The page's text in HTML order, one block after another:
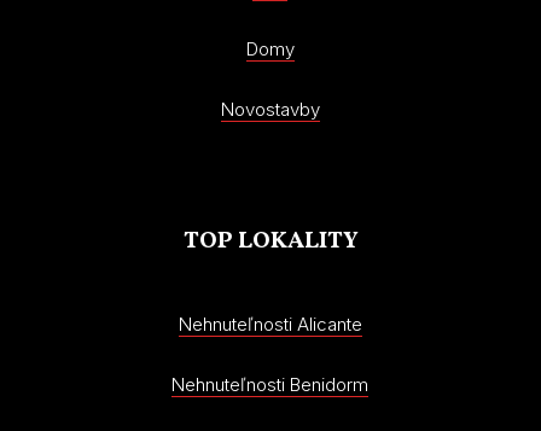
Domy
Novostavby
TOP LOKALITY
Nehnuteľnosti Alicante
Nehnuteľnosti Benidorm